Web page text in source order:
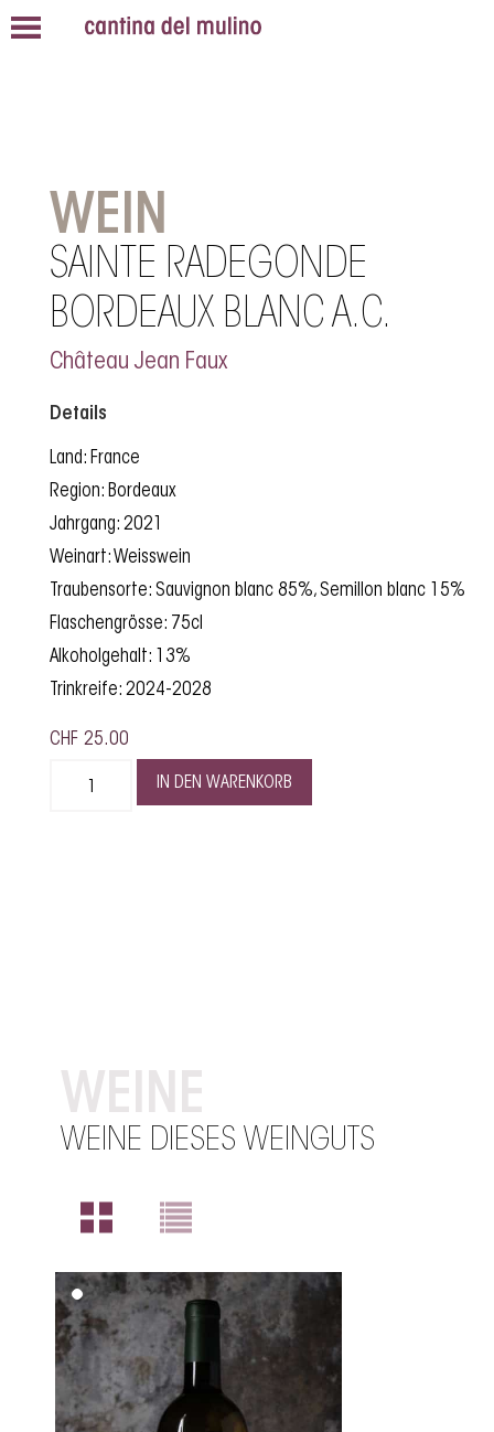
WEIN
SAINTE RADEGONDE
BORDEAUX BLANC A.C.
Château Jean Faux
Details
Land: France
Region: Bordeaux
Jahrgang: 2021
Weinart: Weisswein
Traubensorte: Sauvignon blanc 85%, Semillon blanc 15%
Flaschengrösse: 75cl
Alkoholgehalt: 13%
Trinkreife: 2024-2028
CHF 25.00
IN DEN WARENKORB
WEINE
WEINE DIESES WEINGUTS